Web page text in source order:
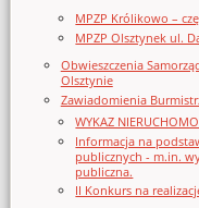
MPZP Królikowo –
MPZP Olsztynek ul.
Obwieszczenia
Olsztynie
Zawiadomienia
WYKAZ
Informacja na
publicznych - m.in.
publiczna.
II Konkurs na